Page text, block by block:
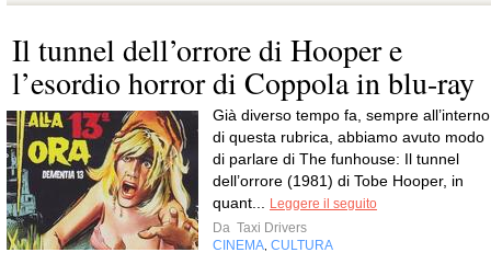
Il tunnel dell’orrore di Hooper e
l’esordio horror di Coppola in blu-ray
Già diverso tempo fa, sempre all’interno
di questa rubrica, abbiamo avuto modo
di parlare di The funhouse: Il tunnel
dell’orrore (1981) di Tobe Hooper, in
quant...
Leggere il seguito
Da Taxi Drivers
CINEMA CULTURA